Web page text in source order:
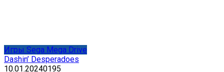
Игры Sega Mega Drive
Dashin’ Desperadoes
10.01.20240195